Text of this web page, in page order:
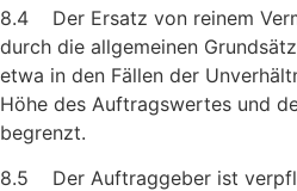
8.4 Der Ersatz von reinem
durch die allge­meinen
etwa in den Fällen der
Höhe des Auftragswertes und
begrenzt.
8.5 Der Auftraggeber ist